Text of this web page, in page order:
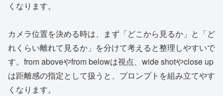
くなります。
カメラ位置を決める時は、まず「どこから見るか」と「ど
れくらい離れて見るか」を分けて考えると整理しやすいで
す。from aboveやfrom belowは視点、wide shotやclose up
は距離感の指定として扱うと、プロンプトを組み立てやす
くなります。